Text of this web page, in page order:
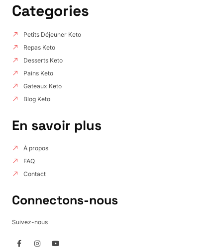
Categories
Petits Déjeuner Keto
Repas Keto
Desserts Keto
Pains Keto
Gateaux Keto
Blog Keto
En savoir plus
À propos
FAQ
Contact
Connectons-nous
Suivez-nous